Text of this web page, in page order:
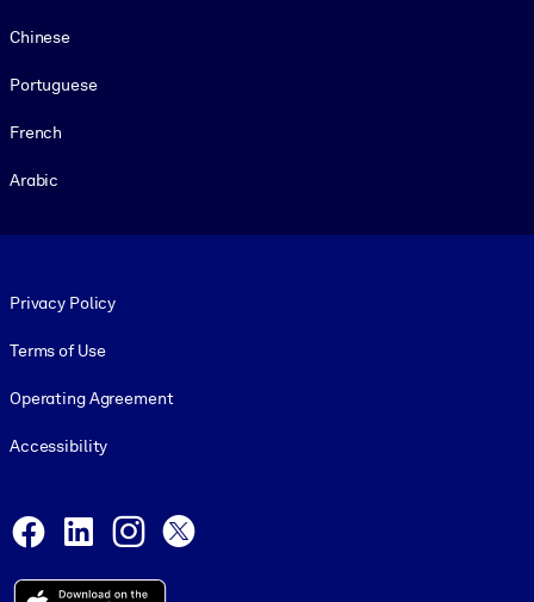
Chinese
Portuguese
French
Arabic
Privacy Policy
Terms of Use
Operating Agreement
Accessibility
Facebook
LinkedInInstagram